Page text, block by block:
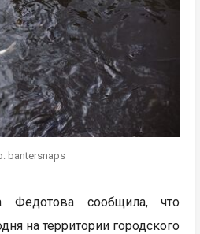
bantersnaps
Федотова сообщила, что
на территории городского